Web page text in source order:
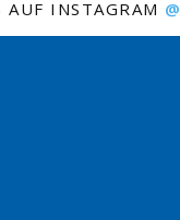
AUF INSTAGRAM